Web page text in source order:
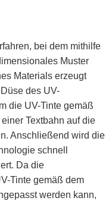
bei dem mithilfe
Muster
Materials erzeugt
des UV-
die UV-Tinte gemäß
Textbahn auf die
Anschließend wird die
schnell
Da die
Tinte gemäß dem
werden kann,